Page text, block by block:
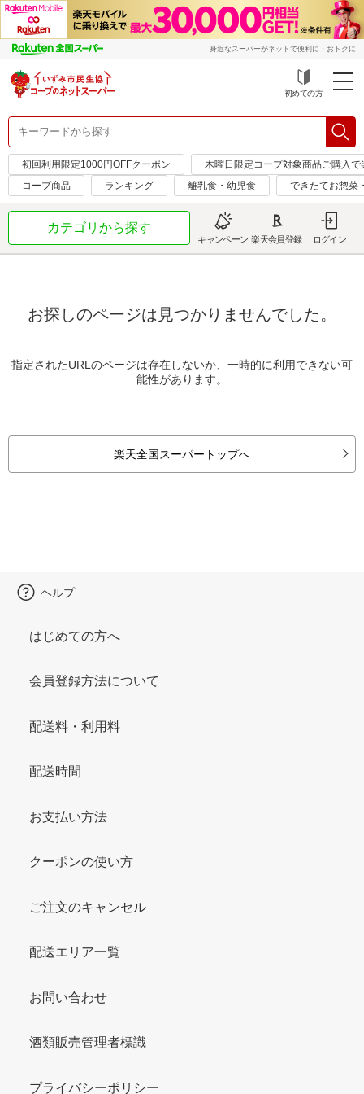
身近なスーパーがネットで便利に・おトクに
初めての方
初回利用限定1000円OFFクーポン
木曜日限定コープ対象商品ご購入
コープ商品
ランキング 離乳食・幼児食 できたてお惣菜
カテゴリから探す
キャンペーン 楽天会員登録 ログイン
お探しのページは見つかりませんでした。
指定されたURLのページは存在しないか、一時的に利用できない可
能性があります。
楽天全国スーパートップへ
ヘルプ
はじめての方へ
会員登録方法について
配送料・利用料
配送時間
お支払い方法
クーポンの使い方
ご注文のキャンセル
配送エリア一覧
お問い合わせ
酒類販売管理者標識
プライバシーポリシー